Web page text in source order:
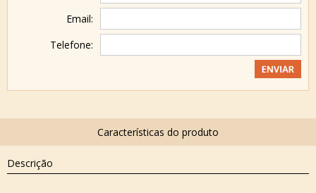
Email:
Telefone:
Descrição